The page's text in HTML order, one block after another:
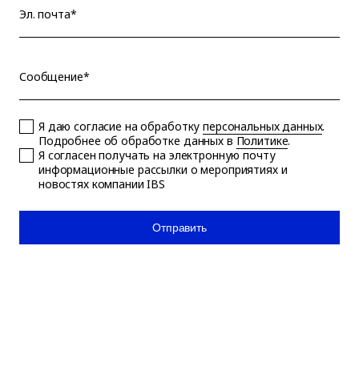
Эл. почта*
Сообщение*
Я даю согласие на обработкуперсональных данных.
Подробнее об обработке данных в Политике.
Я согласен получать на электронную почту
информационные рассылки о мероприятиях и
новостях компании IBS
Отправить